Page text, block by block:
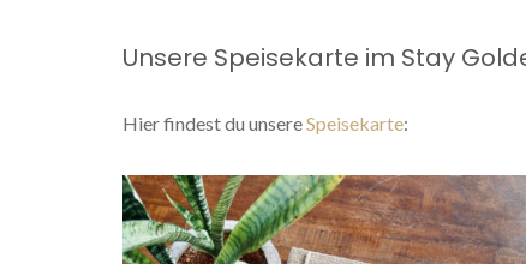
Unsere Speisekarte im Stay
Hier findest du unsereSpeisekarte: